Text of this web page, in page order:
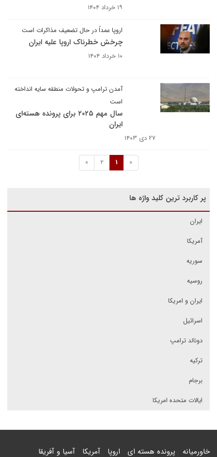
۱۹ خرداد ۱۴۰۴
اروپا عمداً در حال تضعیف مذاکرات است
چرخش خطرناک اروپا علیه ایران
۱۰ خرداد ۱۴۰۴
آمدن ترامپ و تحولات منطقه سایه انداخته
است
سال مهم ۲۰۲۵ برای پرونده هسته‌ای
ایران
۲۷ دی ۱۴۰۳
«
1
2
»
پر کاربرد ترین کلید واژه ها
ایران
آمریکا
سوریه
روسیه
ایران و امریکا
اسرائیل
دونالد ترامپ
ترکیه
برجام
ایالات متحده امریکا
خاورمیانه پرونده هسته ای اروپا آمریکا آسیا و آفریقا